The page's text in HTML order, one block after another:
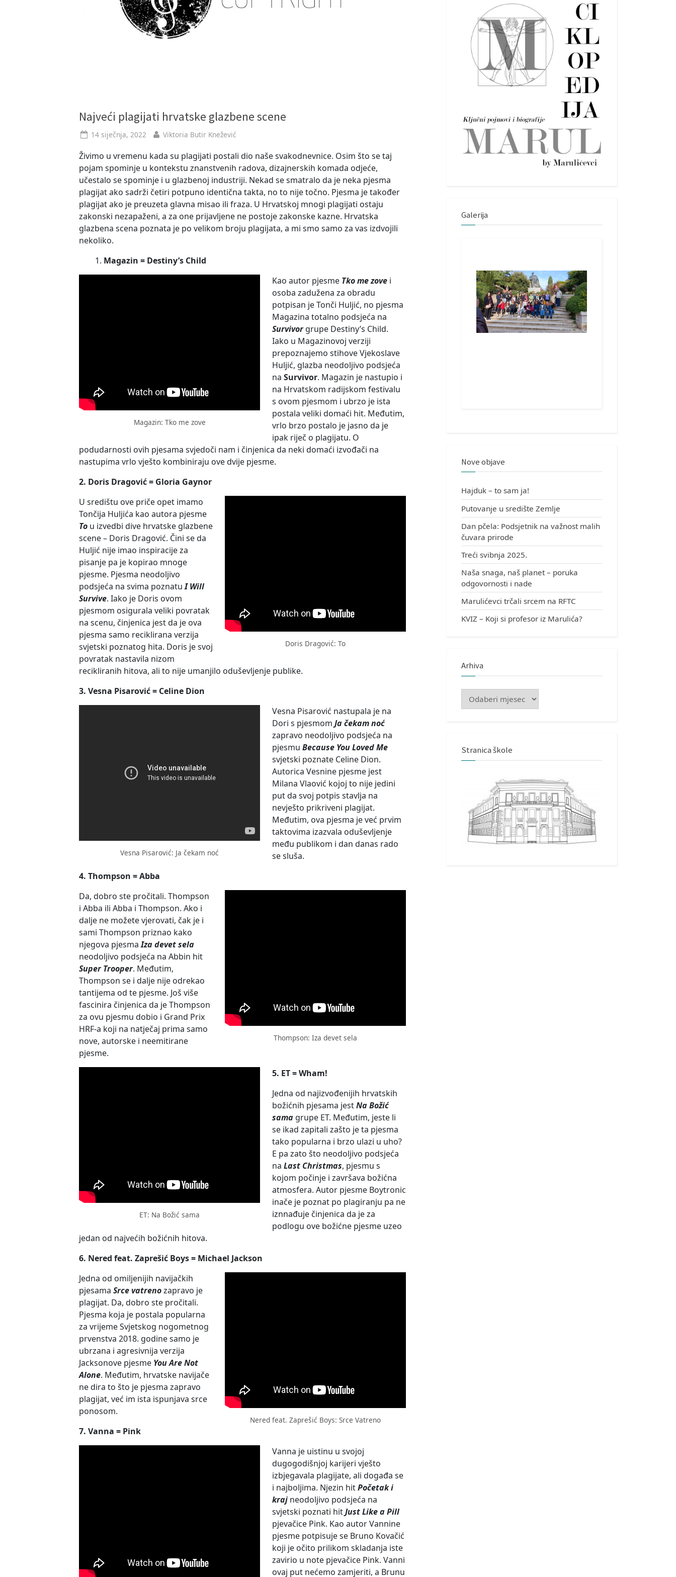
Najveći plagijati hrvatske glazbene scene
Posted
14 siječnja, 2022 By
Viktoria Butir Knežević
Živimo u vremenu kada su plagijati postali dio naše svakodnevnice. Osim što se taj
pojam spominje u kontekstu znanstvenih radova, dizajnerskih komada odjeće,
učestalo se spominje i u glazbenoj industriji. Nekad se smatralo da je neka pjesma
plagijat ako sadrži četiri potpuno identična takta, no to nije točno. Pjesma je također
plagijat ako je preuzeta glavna misao ili fraza. U Hrvatskoj mnogi plagijati ostaju
zakonski nezapaženi, a za one prijavljene ne postoje zakonske kazne. Hrvatska
glazbena scena poznata je po velikom broju plagijata, a mi smo samo za vas izdvojili
nekoliko.
Magazin = Destiny’s Child
Magazin: Tko me zove
Kao autor pjesme Tko me zove i
osoba zadužena za obradu
potpisan je Tonči Huljić, no pjesma
Magazina totalno podsjeća na
Survivorgrupe Destiny’s Child.
Iako u Magazinovoj verziji
prepoznajemo stihove Vjekoslave
Huljić, glazba neodoljivo podsjeća
na Survivor. Magazin je nastupio i
na Hrvatskom radijskom festivalu
s ovom pjesmom i ubrzo je ista
postala veliki domaći hit. Međutim,
vrlo brzo postalo je jasno da je
ipak riječ o plagijatu. O
podudarnosti ovih pjesama svjedoči nam i činjenica da neki domaći izvođači na
nastupima vrlo vješto kombiniraju ove dvije pjesme.
2. Doris Dragović = Gloria Gaynor
Doris Dragović: To
U središtu ove priče opet imamo
Tončija Huljića kao autora pjesme
To u izvedbi dive hrvatske glazbene
scene – Doris Dragović. Čini se da
Huljić nije imao inspiracije za
pisanje pa je kopirao mnoge
pjesme. Pjesma neodoljivo
podsjeća na svima poznatuI Will
Survive. Iako je Doris ovom
pjesmom osigurala veliki povratak
na scenu, činjenica jest da je ova
pjesma samo reciklirana verzija
svjetski poznatog hita. Doris je svoj
povratak nastavila nizom
recikliranih hitova, ali to nije umanjilo oduševljenje publike.
3. Vesna Pisarović = Celine Dion
Vesna Pisarović: Ja čekam noć
Vesna Pisarović nastupala je na
Dori s pjesmom Ja čekam noć
zapravo neodoljivo podsjeća na
pjesmu Because You Loved Me
svjetski poznate Celine Dion.
Autorica Vesnine pjesme jest
Milana Vlaović kojoj to nije jedini
put da svoj potpis stavlja na
nevješto prikriveni plagijat.
Međutim, ova pjesma je već prvim
taktovima izazvala oduševljenje
među publikom i dan danas rado
se sluša.
4. Thompson = Abba
Thompson: Iza devet sela
Da, dobro ste pročitali. Thompson
i Abba ili Abba i Thompson. Ako i
dalje ne možete vjerovati, čak je i
sami Thompson priznao kako
njegova pjesmaIza devet sela
neodoljivo podsjeća na Abbin hit
Super Trooper. Međutim,
Thompson se i dalje nije odrekao
tantijema od te pjesme. Još više
fascinira činjenica da je Thompson
za ovu pjesmu dobio i Grand Prix
HRF-a koji na natječaj prima samo
nove, autorske i neemitirane
pjesme.
ET: Na Božić sama
5. ET = Wham!
Jedna od najizvođenijih hrvatskih
božićnih pjesama jestNa Božić
sama grupe ET. Međutim, jeste li
se ikad zapitali zašto je ta pjesma
tako popularna i brzo ulazi u uho?
E pa zato što neodoljivo podsjeća
na Last Christmas, pjesmu s
kojom počinje i završava božićna
atmosfera. Autor pjesme Boytronic
inače je poznat po plagiranju pa ne
iznnađuje činjenica da je za
podlogu ove božićne pjesme uzeo
jedan od najvećih božićnih hitova.
6. Nered feat. Zaprešić Boys = Michael Jackson
Nered feat. Zaprešić Boys: Srce Vatreno
Jedna od omiljenijih navijačkih
pjesama Srce vatrenozapravo je
plagijat. Da, dobro ste pročitali.
Pjesma koja je postala popularna
za vrijeme Svjetskog nogometnog
prvenstva 2018. godine samo je
ubrzana i agresivnija verzija
Jacksonove pjesme You Are Not
Alone. Međutim, hrvatske navijače
ne dira to što je pjesma zapravo
plagijat, već im ista ispunjava srce
ponosom.
7. Vanna = Pink
Vanna je uistinu u svojoj
dugogodišnjoj karijeri vješto
izbjegavala plagijate, ali događa se
i najboljima. Njezin hitPočetak i
kraj neodoljivo podsjeća na
svjetski poznati hitJust Like a Pill
pjevačice Pink. Kao autor Vannine
pjesme potpisuje se Bruno Kovačić
koji je očito prilikom skladanja iste
zavirio u note pjevačice Pink. Vanni
ovaj put nećemo zamjeriti, a Brunu
Galerija
Nove objave
Hajduk – to sam ja!
Putovanje u središte Zemlje
Dan pčela: Podsjetnik na važnost malih
čuvara prirode
Treći svibnja 2025.
Naša snaga, naš planet – poruka
odgovornosti i nade
Marulićevci trčali srcem na RFTC
KVIZ – Koji si profesor iz Marulića?
Arhiva
Stranica škole